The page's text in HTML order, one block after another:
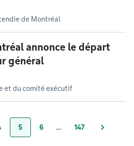
de Montréal
annonce le départ
général
et du comité exécutif
Page
5
Page
6 …
Page
147